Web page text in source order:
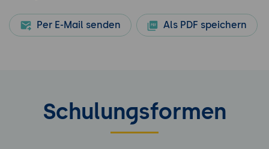
Per E-Mail senden Als PDF speichern
Schulungsformen